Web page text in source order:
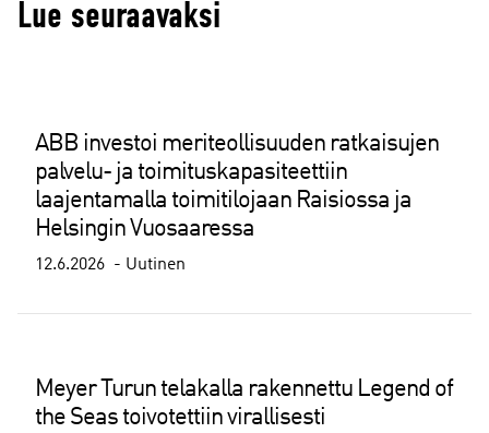
Lue seuraavaksi
ABB investoi meriteollisuuden ratkaisujen
palvelu- ja toimituskapasiteettiin
laajentamalla toimitilojaan Raisiossa ja
Helsingin Vuosaaressa
12.6.2026 Uutinen
Meyer Turun telakalla rakennettu Legend of
the Seas toivotettiin virallisesti